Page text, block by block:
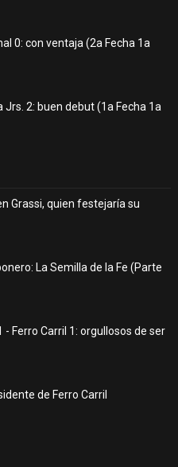
0: con ventaja (2a Fecha 1a
Jrs. 2: buen debut (1a Fecha 1a
Grassi, quien festejaría su
La Semilla de la Fe (Parte
Ferro Carril 1: orgullosos de ser
de Ferro Carril